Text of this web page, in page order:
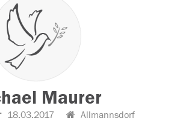
Maurer
18.03.2017 Allmannsdorf